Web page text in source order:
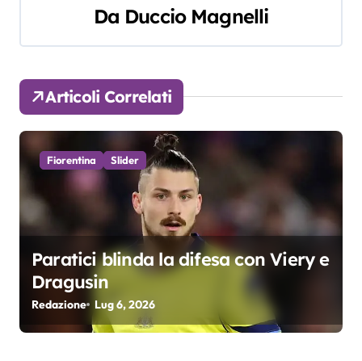
g
a
z
i
o
n
e
a
Da Duccio Magnelli
Articoli Correlati
Fiorentina Slider
Paratici blinda la difesa con Viery e
Dragusin
Redazione Lug 6, 2026